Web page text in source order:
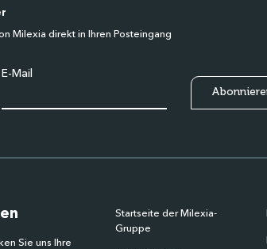
Milexia direkt in Ihren Posteingang
E-Mail
Sie uns Ihre
Startseite der Milexia-
Gruppe